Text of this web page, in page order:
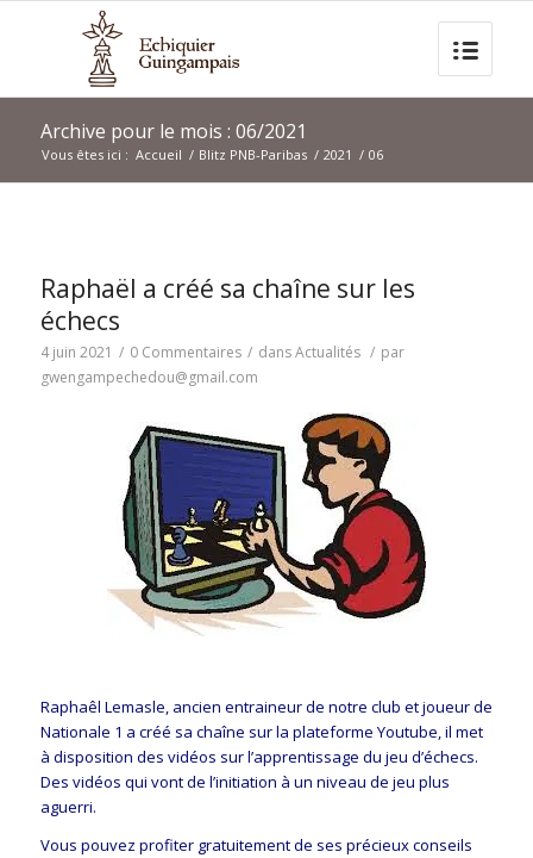
Archive pour le mois : 06/2021
Vous êtes ici : Accueil / Blitz PNB-Paribas / 2021 / 06
Raphaël a créé sa chaîne sur les
échecs
4 juin 2021 / 0 Commentaires / dansActualités / par
gwengampechedou@gmail.com
Raphaêl Lemasle, ancien entraineur de notre club et joueur de
Nationale 1 a créé sa chaîne sur la plateforme Youtube, il met
à disposition des vidéos sur l’apprentissage du jeu d’échecs.
Des vidéos qui vont de l’initiation à un niveau de jeu plus
aguerri.
Vous pouvez profiter gratuitement de ses précieux conseils